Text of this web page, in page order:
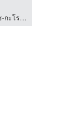
ศูนย์รวมยางรถยนต์ นครศรีธรรมราช-กะโรมยางยนต์